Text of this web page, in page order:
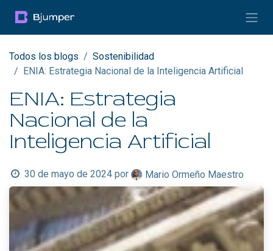
Todos los blogs
Sostenibilidad
ENIA: Estrategia Nacional de la Inteligencia Artificial
ENIA: Estrategia
Nacional de la
Inteligencia Artificial
30 de mayo de 2024 por Mario Ormeño Maestro